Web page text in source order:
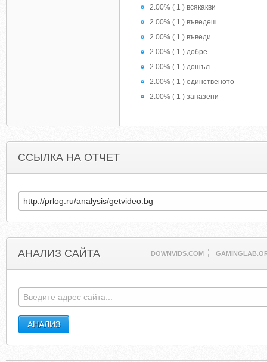
2.00% ( 1 ) всякакви
2.00% ( 1 ) въведеш
2.00% ( 1 ) въведи
2.00% ( 1 ) добре
2.00% ( 1 ) дошъл
2.00% ( 1 ) единственото
2.00% ( 1 ) запазени
ССЫЛКА НА ОТЧЕТ
АНАЛИЗ САЙТА DOWNVIDS.COM